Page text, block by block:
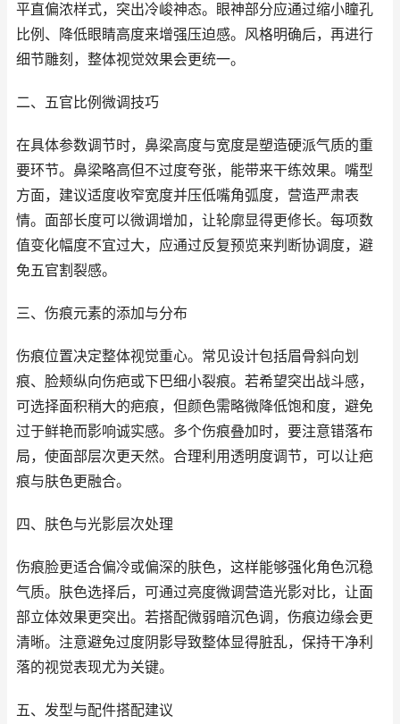
平直偏浓样式，突出冷峻神态。眼神部分应通过缩小瞳孔
比例、降低眼睛高度来增强压迫感。风格明确后，再进行
细节雕刻，整体视觉效果会更统一。
二、五官比例微调技巧
在具体参数调节时，鼻梁高度与宽度是塑造硬派气质的重
要环节。鼻梁略高但不过度夸张，能带来干练效果。嘴型
方面，建议适度收窄宽度并压低嘴角弧度，营造严肃表
情。面部长度可以微调增加，让轮廓显得更修长。每项数
值变化幅度不宜过大，应通过反复预览来判断协调度，避
免五官割裂感。
三、伤痕元素的添加与分布
伤痕位置决定整体视觉重心。常见设计包括眉骨斜向划
痕、脸颊纵向伤疤或下巴细小裂痕。若希望突出战斗感，
可选择面积稍大的疤痕，但颜色需略微降低饱和度，避免
过于鲜艳而影响诚实感。多个伤痕叠加时，要注意错落布
局，使面部层次更天然。合理利用透明度调节，可以让疤
痕与肤色更融合。
四、肤色与光影层次处理
伤痕脸更适合偏冷或偏深的肤色，这样能够强化角色沉稳
气质。肤色选择后，可通过亮度微调营造光影对比，让面
部立体效果更突出。若搭配微弱暗沉色调，伤痕边缘会更
清晰。注意避免过度阴影导致整体显得脏乱，保持干净利
落的视觉表现尤为关键。
五、发型与配件搭配建议